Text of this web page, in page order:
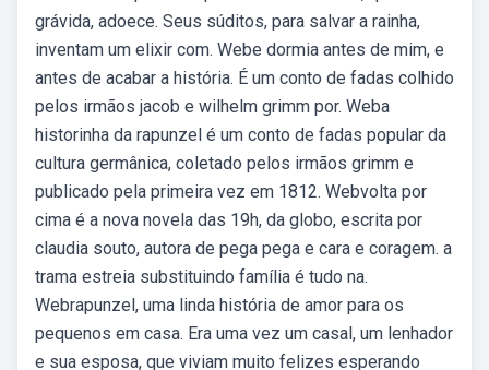
grávida, adoece. Seus súditos, para salvar a rainha,
inventam um elixir com. Webe dormia antes de mim, e
antes de acabar a história. É um conto de fadas colhido
pelos irmãos jacob e wilhelm grimm por. Weba
historinha da rapunzel é um conto de fadas popular da
cultura germânica, coletado pelos irmãos grimm e
publicado pela primeira vez em 1812. Webvolta por
cima é a nova novela das 19h, da globo, escrita por
claudia souto, autora de pega pega e cara e coragem. a
trama estreia substituindo família é tudo na.
Webrapunzel, uma linda história de amor para os
pequenos em casa. Era uma vez um casal, um lenhador
e sua esposa, que viviam muito felizes esperando